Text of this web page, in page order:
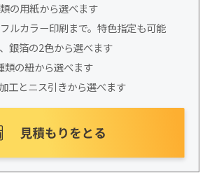
の用紙から選べます
ルカラー印刷まで。特色指定も可能
銀箔の2色から選べます
類の紐から選べます
工とニス引きから選べます